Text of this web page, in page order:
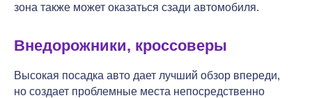
зона также может оказаться сзади автомобиля.
Внедорожники, кроссоверы
Высокая посадка авто дает лучший обзор впереди,
но создает проблемные места непосредственно